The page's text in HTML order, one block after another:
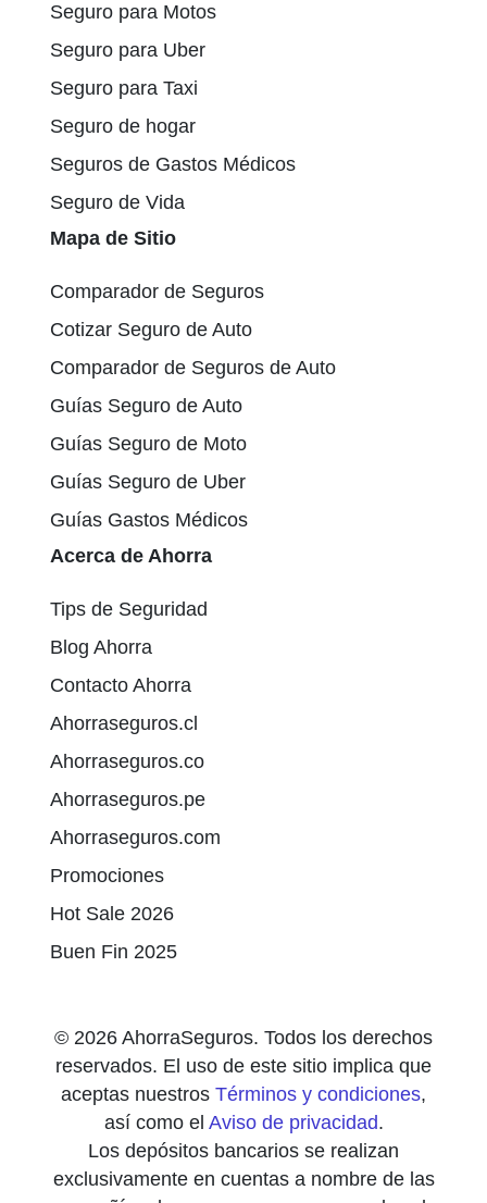
Seguro para Motos
Seguro para Uber
Seguro para Taxi
Seguro de hogar
Seguros de Gastos Médicos
Seguro de Vida
Mapa de Sitio
Comparador de Seguros
Cotizar Seguro de Auto
Comparador de Seguros de Auto
Guías Seguro de Auto
Guías Seguro de Moto
Guías Seguro de Uber
Guías Gastos Médicos
Acerca de Ahorra
Tips de Seguridad
Blog Ahorra
Contacto Ahorra
Ahorraseguros.cl
Ahorraseguros.co
Ahorraseguros.pe
Ahorraseguros.com
Promociones
Hot Sale 2026
Buen Fin 2025
© 2026 AhorraSeguros. Todos los derechos
reservados. El uso de este sitio implica que
aceptas nuestros Términos y condiciones,
así como el Aviso de privacidad.
Los depósitos bancarios se realizan
exclusivamente en cuentas a nombre de las